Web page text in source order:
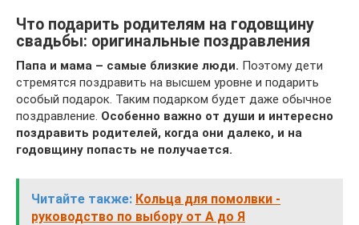
Что подарить родителям на годовщину
свадьбы: оригинальные поздравления
Папа и мама – самые близкие люди. Поэтому дети
стремятся поздравить на высшем уровне и подарить
особый подарок. Таким подарком будет даже обычное
поздравление. Особенно важно от души и интересно
поздравить родителей, когда они далеко, и на
годовщину попасть не получается.
Читайте также: Кольца для помолвки -
руководство по выбору от А до Я